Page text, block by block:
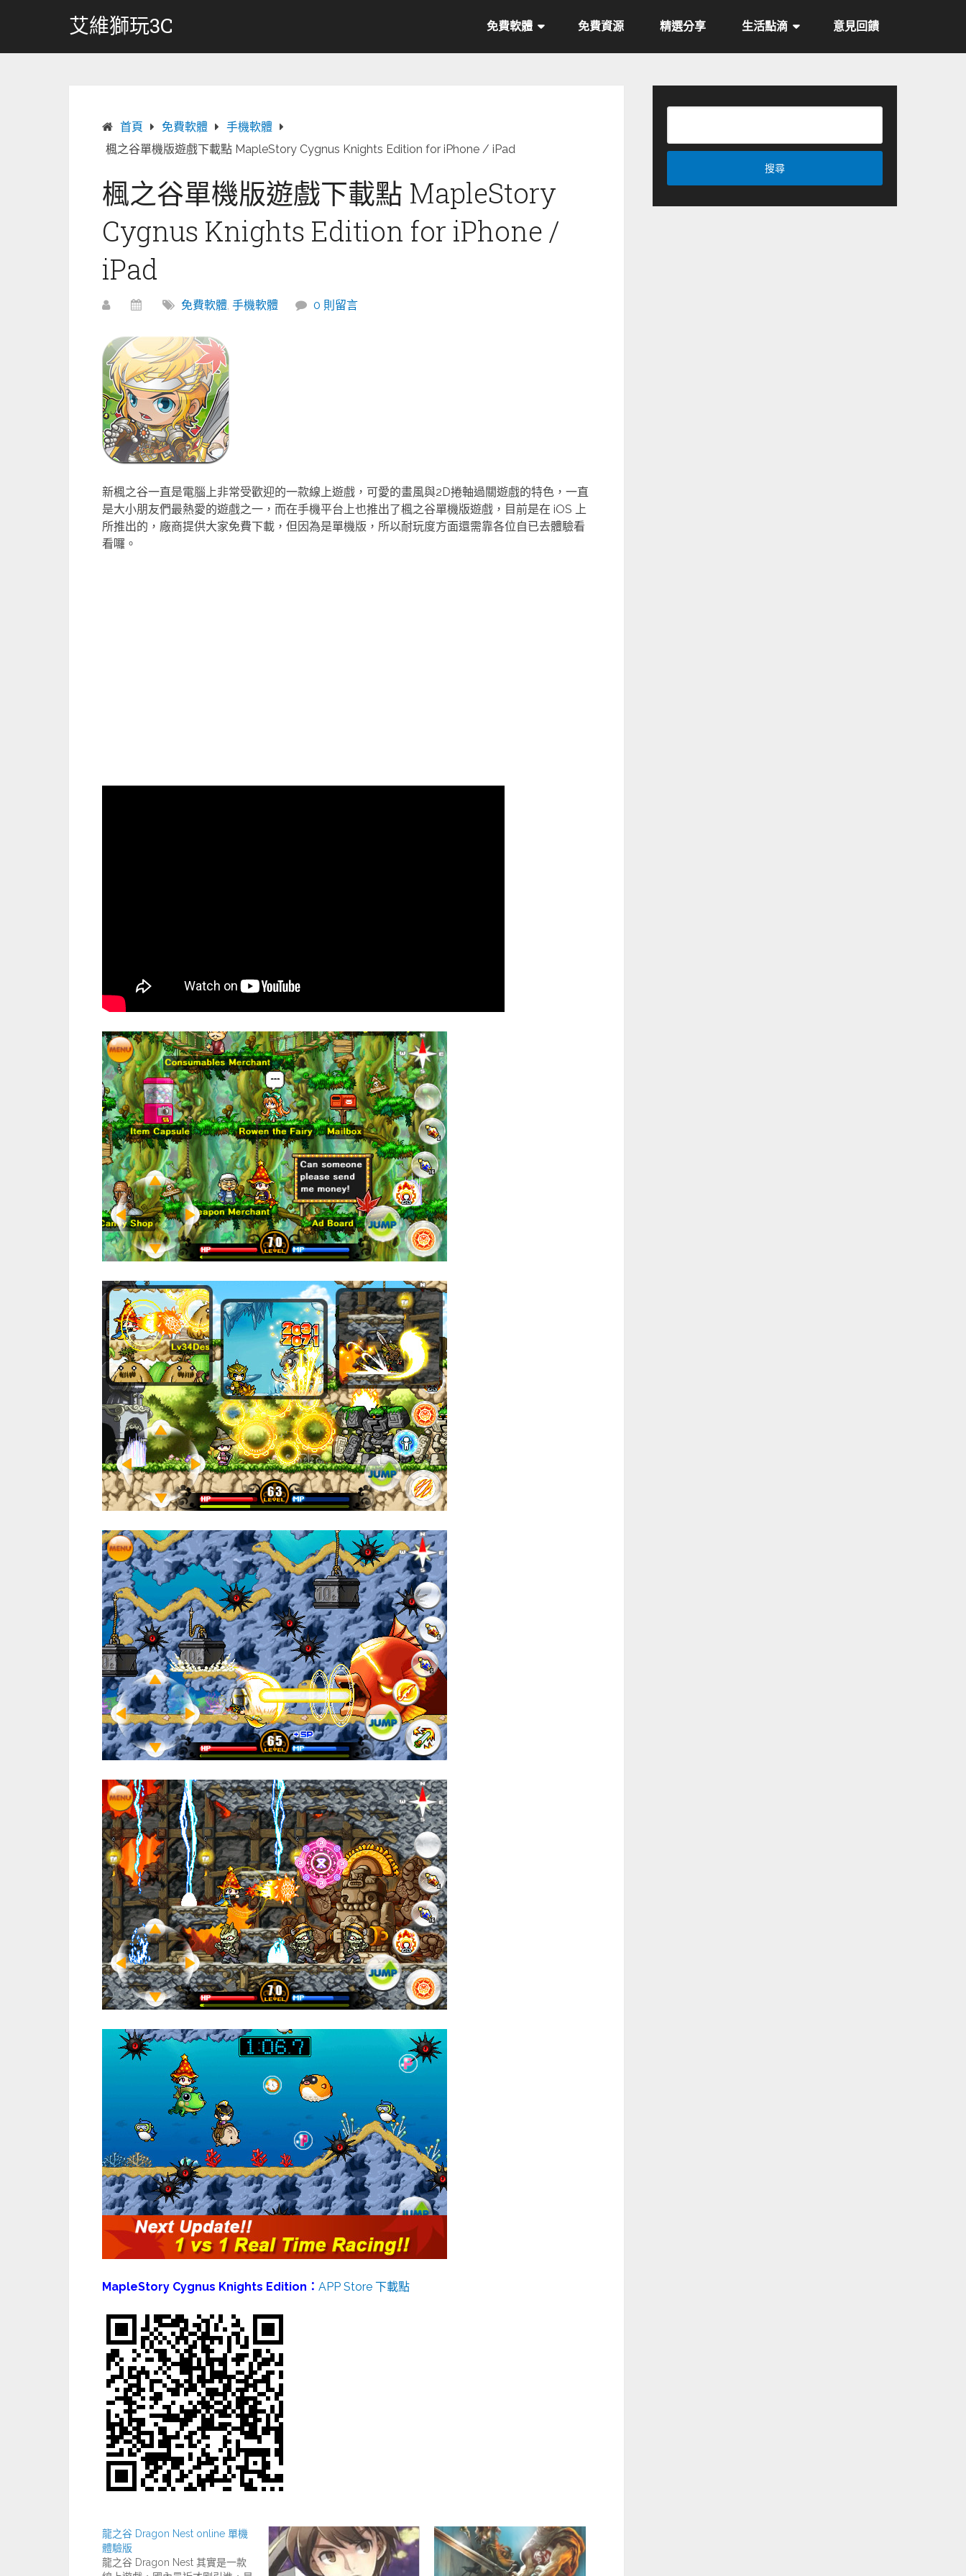
艾維獅玩3C 免費軟體 免費資源 精選分享 生活點滴 意見回饋
首頁 免費軟體
手機軟體
楓之谷單機版遊戲下載點 MapleStory Cygnus Knights Edition for iPhone / iPad
楓之谷單機版遊戲下載點 MapleStory
Cygnus Knights Edition for iPhone /
iPad
免費軟體, 手機軟體 0 則留言
新楓之谷一直是電腦上非常受歡迎的一款線上遊戲，可愛的畫風與2D捲軸過關遊戲的特色，一直
是大小朋友們最熱愛的遊戲之一，而在手機平台上也推出了楓之谷單機版遊戲，目前是在 iOS 上
所推出的，廠商提供大家免費下載，但因為是單機版，所以耐玩度方面還需靠各位自已去體驗看
看囉。
MapleStory Cygnus Knights Edition： APP Store 下載點
龍之谷 Dragon Nest online 單機
體驗版
龍之谷 Dragon Nest 其實是一款